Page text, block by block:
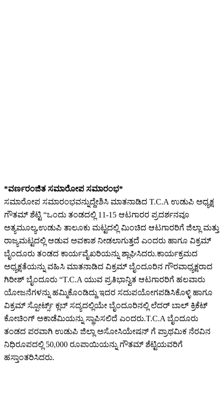
*ವರ್ಣರಂಜಿತ ಸಮಾರೋಪ ಸಮಾರಂಭ*
ಸಮಾರೋಪ ಸಮಾರಂಭವನ್ನುದ್ದೇಶಿಸಿ ಮಾತನಾಡಿದ T.C.A ಉಡುಪಿ ಅಧ್ಯಕ್ಷ
ಗೌತಮ್ ಶೆಟ್ಟಿ “ಒಂದು ತಂಡದಲ್ಲಿ 11-15 ಆಟಗಾರರ ಪ್ರದರ್ಶನವೂ
ಅತ್ಯಮೂಲ್ಯ,ಉಡುಪಿ ತಾಲೂಕು ಮಟ್ಟದಲ್ಲಿ ಮಿಂಚಿದ ಆಟಗಾರರಿಗೆ ಜಿಲ್ಲಾ ಮತ್ತು
ರಾಜ್ಯಮಟ್ಟದಲ್ಲಿ ಆಡುವ ಅವಕಾಶ ನೀಡಲಾಗುತ್ತದೆ ಎಂದರು ಹಾಗೂ ವಿಕ್ರಮ್
ಬೈಂದೂರು ತಂಡದ ಕಾರ್ಯವೈಖರಿಯನ್ನು ಶ್ಲಾಘಿಸಿದರು.ಕಾರ್ಯಕ್ರಮದ
ಅಧ್ಯಕ್ಷತೆಯನ್ನು ವಹಿಸಿ ಮಾತನಾಡಿದ ವಿಕ್ರಮ್ ಬೈಂದೂರಿನ ಗೌರವಾಧ್ಯಕ್ಷರಾದ
ಗಿರೀಶ್ ಬೈಂದೂರು “T.C.A ಯುವ ಪ್ರತಿಭಾನ್ವಿತ ಆಟಗಾರರಿಗೆ ಹಲವಾರು
ಯೋಜನೆಗಳನ್ನು ಹಮ್ಮಿಕೊಂಡಿದ್ದು ಇದರ ಸದುಪಯೋಗಪಡಿಸಿಕೊಳ್ಳಿ ಹಾಗೂ
ವಿಕ್ರಮ್ ಸ್ಪೋರ್ಟ್ಸ್ ಕ್ಲಬ್ ಸದ್ಯದಲ್ಲಿಯೇ ಬೈಂದೂರಿನಲ್ಲಿ ಲೆದರ್ ಬಾಲ್ ಕ್ರಿಕೆಟ್
ಕೋಚಿಂಗ್ ಅಕಾಡೆಮಿಯನ್ನು ಸ್ಥಾಪಿಸಲಿದೆ ಎಂದರು.T.C.A ಬೈಂದೂರು
ತಂಡದ ಪರವಾಗಿ ಉಡುಪಿ ಜಿಲ್ಲಾ ಅಸೋಸಿಯೇಷನ್ ಗೆ ಪ್ರಾಥಮಿಕ ನೆರವಿನ
ನಿಧಿರೂಪದಲ್ಲಿ 50,000 ರೂಪಾಯಿಯನ್ನು ಗೌತಮ್ ಶೆಟ್ಟಿಯವರಿಗೆ
ಹಸ್ತಾಂತರಿಸಿದರು.